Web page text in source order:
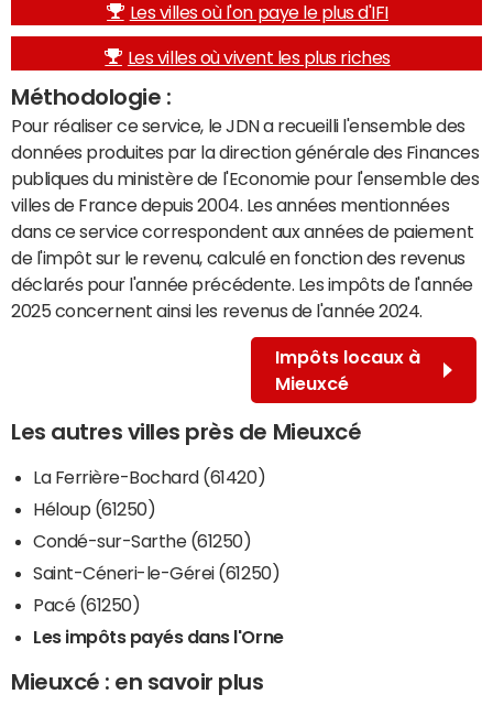
Les villes où l'on paye le plus d'IFI
Les villes où vivent les plus riches
Méthodologie :
Pour réaliser ce service, le JDN a recueilli l'ensemble des
données produites par la direction générale des Finances
publiques du ministère de l'Economie pour l'ensemble des
villes de France depuis 2004. Les années mentionnées
dans ce service correspondent aux années de paiement
de l'impôt sur le revenu, calculé en fonction des revenus
déclarés pour l'année précédente. Les impôts de l'année
2025 concernent ainsi les revenus de l'année 2024.
Impôts locaux à
Mieuxcé
Les autres villes près de Mieuxcé
La Ferrière-Bochard (61420)
Héloup (61250)
Condé-sur-Sarthe (61250)
Saint-Céneri-le-Gérei (61250)
Pacé (61250)
Les impôts payés dans l'Orne
Mieuxcé : en savoir plus